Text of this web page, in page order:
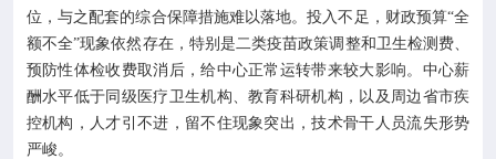
位，与之配套的综合保障措施难以落地。投入不足，财政预算“全
额不全”现象依然存在，特别是二类疫苗政策调整和卫生检测费、
预防性体检收费取消后，给中心正常运转带来较大影响。中心薪
酬水平低于同级医疗卫生机构、教育科研机构，以及周边省市疾
控机构，人才引不进，留不住现象突出，技术骨干人员流失形势
严峻。